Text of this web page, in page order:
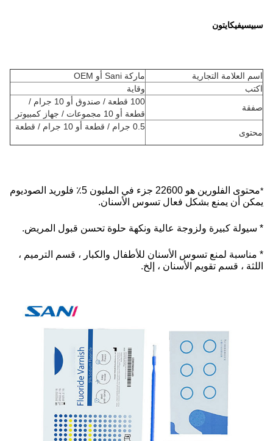
سبيسيفيكايتون
اسم العلامة التجارية
ماركة Sani أو OEM
اكتب
وقاية
صفقة
100 قطعة / صندوق أو 10 جرام /
قطعة أو 10 مجموعات / جهاز كمبيوتر
محتوى
0.5 جرام / قطعة أو 10 جرام / قطعة
*
محتوى الفلورين هو 22600 جزء في المليون 5٪ فلوريد الصوديوم
يمكن أن يمنع بشكل فعال تسوس الأسنان.
* سيولة كبيرة ولزوجة عالية ونكهة حلوة تحسن قبول المريض.
* مناسبة لمنع تسوس الأسنان للأطفال والكبار ، قسم الترميم ،
اللثة ، قسم تقويم الأسنان ، إلخ.